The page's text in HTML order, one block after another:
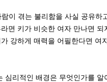
이 겪는 불리함을 사실 공유하
면 키가 비슷한 여자 만나면
강하게 매력을 어필한다면
심리적인 배경은 무엇인가를